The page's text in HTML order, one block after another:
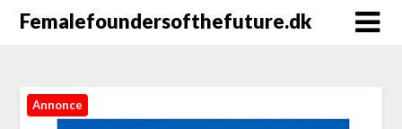
Femalefoundersofthefuture.dk
Annonce